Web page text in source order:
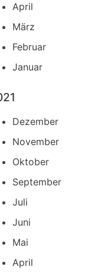
April
März
Februar
Januar
Dezember
November
Oktober
September
Juli
Juni
Mai
April